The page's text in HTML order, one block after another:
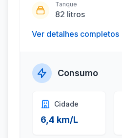
Tanque
82 litros
Ver detalhes completos
Consumo
Cidade
6,4 km/L